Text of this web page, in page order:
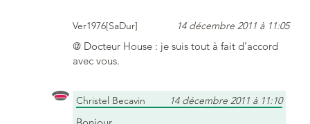
Ver1976[SaDur] 14 décembre 2011 à 11:05
@ Docteur House : je suis tout à fait d’accord
avec vous.
Christel Becavin 14 décembre 2011 à 11:10